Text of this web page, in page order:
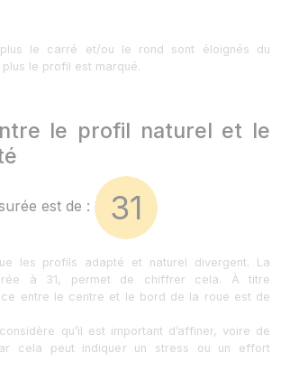
plus le carré et/ou le rond sont éloignés du
le profil est marqué.
le profil naturel et le
est de : 31
les profils adapté et naturel divergent. La
à 31, permet de chiffrer cela. À titre
entre le centre et le bord de la roue est de
qu’il est important d’affiner, voire de
cela peut indiquer un stress ou un effort